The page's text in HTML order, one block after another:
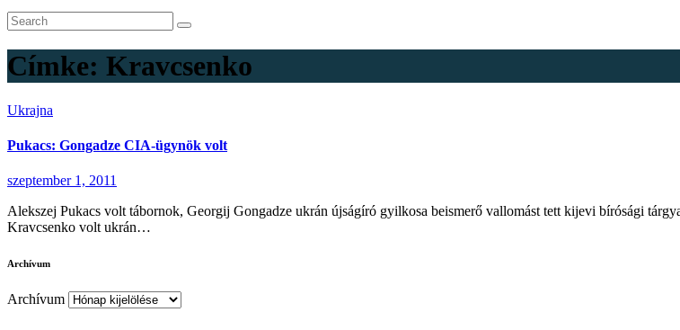
Címke: Kravcsenko
Ukrajna
Pukacs: Gongadze CIA-ügynök volt
szeptember 1, 2011
Alekszej Pukacs volt tábornok, Georgij Gongadze ukrán újságíró gyilkosa beismerő vallomást tett kijevi bírósági
Kravcsenko volt ukrán…
Archívum
Archívum